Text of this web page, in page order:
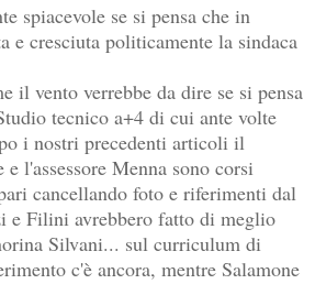
spiacevole se si pensa che in
e cresciuta politicamente la sindaca
il vento verrebbe da dire se si pensa
tecnico a+4 di cui ante volte
i nostri precedenti articoli il
l'assessore Menna sono corsi
cancellando foto e riferimenti dal
e Filini avrebbero fatto di meglio
Silvani... sul curriculum di
c'è ancora, mentre Salamone